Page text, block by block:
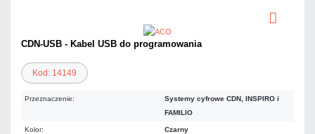
CDN-USB - Kabel USB do programowania
Kod: 14149
Przeznaczenie:
Systemy cyfrowe CDN, INSPIRO i
FAMILIO
Kolor: Czarny